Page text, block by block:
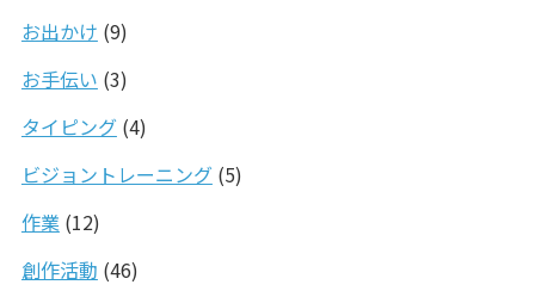
お出かけ (9)
お手伝い (3)
タイピング(4)
ビジョントレーニング(5)
作業(12)
創作活動 (46)